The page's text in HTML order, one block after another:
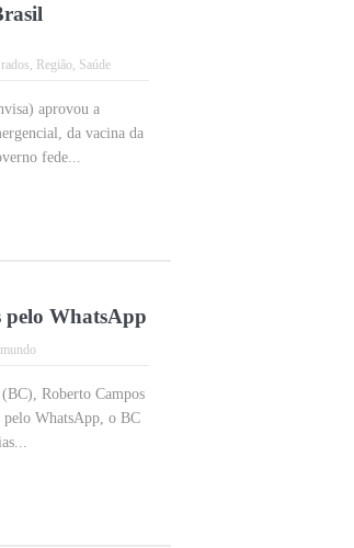
, Região, Saúde
aprovou a
da vacina da
fede...
pelo WhatsApp
Roberto Campos
pelo WhatsApp, o BC